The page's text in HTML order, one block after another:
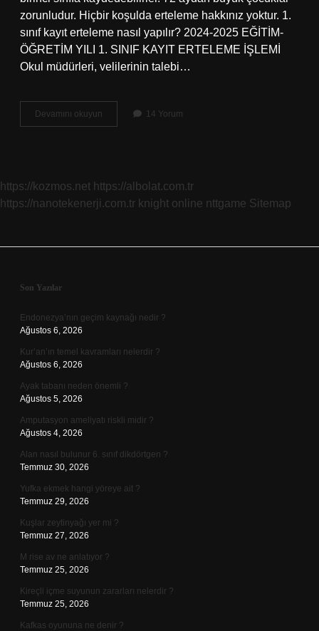
zorunludur. Hiçbir koşulda erteleme hakkınız yoktur. 1.
sınıf kayıt erteleme nasıl yapılır? 2024-2025 EĞİTİM-
ÖĞRETİM YILI 1. SINIF KAYIT ERTELEME İŞLEMİ
Okul müdürleri, velilerinin talebi…
Devamını okuyun
Sınıfa
Başlanır
14 Yorum
https://kozmos.net https://albolat.com.tr
https://nanotekenerji.com.tr knight online nttgame Sitemap
Sidebar
Son Yazılar
Endonezya’nın geçim kaynağı nedir ?
Ağustos 6, 2026
Kur’an’ın temel kavramları nelerdir ?
Ağustos 6, 2026
Ayak tabanı neden önemli ?
Ağustos 5, 2026
Amputasyon ameliyatı riskli midir ?
Ağustos 4, 2026
Alan nasıl bulunur 6. sınıf dikdörtgen ?
Temmuz 30, 2026
Yufka ekmek hangi yöreye ait ?
Temmuz 29, 2026
Kuşlar zeytinyağı yer mi ?
Temmuz 27, 2026
M rise av ne anlatıyor ?
Temmuz 25, 2026
Kireçli içme suyunun zararları nelerdir ?
Temmuz 25, 2026
Kafkas oyununa ne denir ?